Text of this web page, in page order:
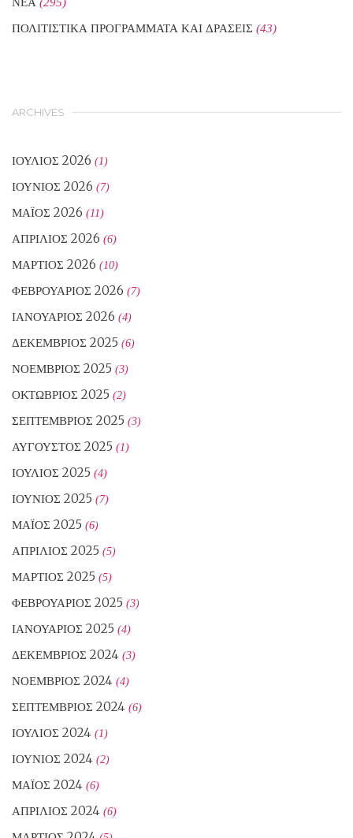
(295)
ΠΟΛΙΤΙΣΤΙΚΑ ΠΡΟΓΡΑΜΜΑΤΑ ΚΑΙ ΔΡΑΣΕΙΣ (43)
ARCHIVES
ΙΟΎΛΙΟΣ 2026 (1)
ΙΟΎΝΙΟΣ 2026 (7)
ΜΆΙΟΣ 2026 (11)
ΑΠΡΊΛΙΟΣ 2026 (6)
ΜΆΡΤΙΟΣ 2026 (10)
ΦΕΒΡΟΥΆΡΙΟΣ 2026 (7)
ΙΑΝΟΥΆΡΙΟΣ 2026 (4)
ΔΕΚΈΜΒΡΙΟΣ 2025 (6)
ΝΟΈΜΒΡΙΟΣ 2025 (3)
ΟΚΤΏΒΡΙΟΣ 2025 (2)
ΣΕΠΤΈΜΒΡΙΟΣ 2025 (3)
ΑΎΓΟΥΣΤΟΣ 2025 (1)
ΙΟΎΛΙΟΣ 2025 (4)
ΙΟΎΝΙΟΣ 2025 (7)
ΜΆΙΟΣ 2025 (6)
ΑΠΡΊΛΙΟΣ 2025 (5)
ΜΆΡΤΙΟΣ 2025 (5)
ΦΕΒΡΟΥΆΡΙΟΣ 2025 (3)
ΙΑΝΟΥΆΡΙΟΣ 2025 (4)
ΔΕΚΈΜΒΡΙΟΣ 2024 (3)
ΝΟΈΜΒΡΙΟΣ 2024 (4)
ΣΕΠΤΈΜΒΡΙΟΣ 2024 (6)
ΙΟΎΛΙΟΣ 2024 (1)
ΙΟΎΝΙΟΣ 2024 (2)
ΜΆΙΟΣ 2024 (6)
ΑΠΡΊΛΙΟΣ 2024 (6)